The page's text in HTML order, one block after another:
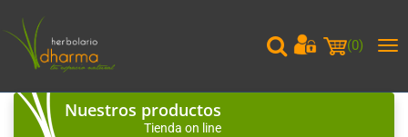
(0)
Nuestros productos
Tienda on line